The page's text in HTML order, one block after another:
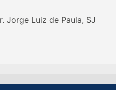
Jorge Luiz de Paula, SJ